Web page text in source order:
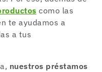
como las
te ayudamos a
a tus
nuestros préstamos